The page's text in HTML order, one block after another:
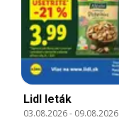
Lidl leták
03.08.2026- 09.08.2026